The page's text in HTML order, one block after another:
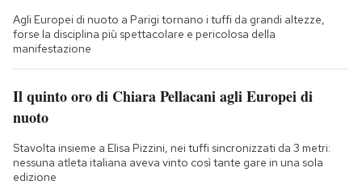
Agli Europei di nuoto a Parigi tornano i tuffi da grandi altezze,
forse la disciplina più spettacolare e pericolosa della
manifestazione
Il quinto oro di Chiara Pellacani agli Europei di
nuoto
Stavolta insieme a Elisa Pizzini, nei tuffi sincronizzati da 3 metri:
nessuna atleta italiana aveva vinto così tante gare in una sola
edizione